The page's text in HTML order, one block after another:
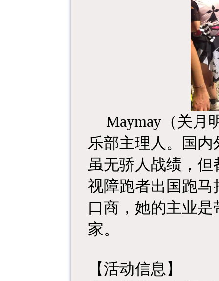
Maymay （关
乐部主理人。国内
虽无骄人战绩，
视障跑者出国跑马
口商，她的主业
家。
【活动信息】